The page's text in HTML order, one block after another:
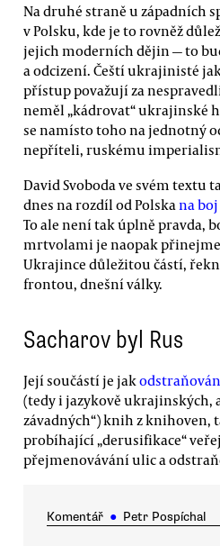
Na druhé straně u západních
v Polsku, kde je to rovněž
jejich moderních dějin — to
a odcizení. Čeští ukrajinisté
přístup považují za
neměl „kádrovat“ ukrajinské
se namísto toho na jednotný
nepříteli, ruskému
David Svoboda ve svém textu
dnes na rozdíl od Polska na
To ale není tak úplně pravda,
mrtvolami je naopak
Ukrajince důležitou částí,
frontou, dnešní války.
Sacharov byl Rus
Její součástí je jak
(tedy i jazykově ukrajinských,
závadných“) knih z
probíhající „derusifikace“
přejmenovávání ulic a
Komentář ● Petr Pospíchal